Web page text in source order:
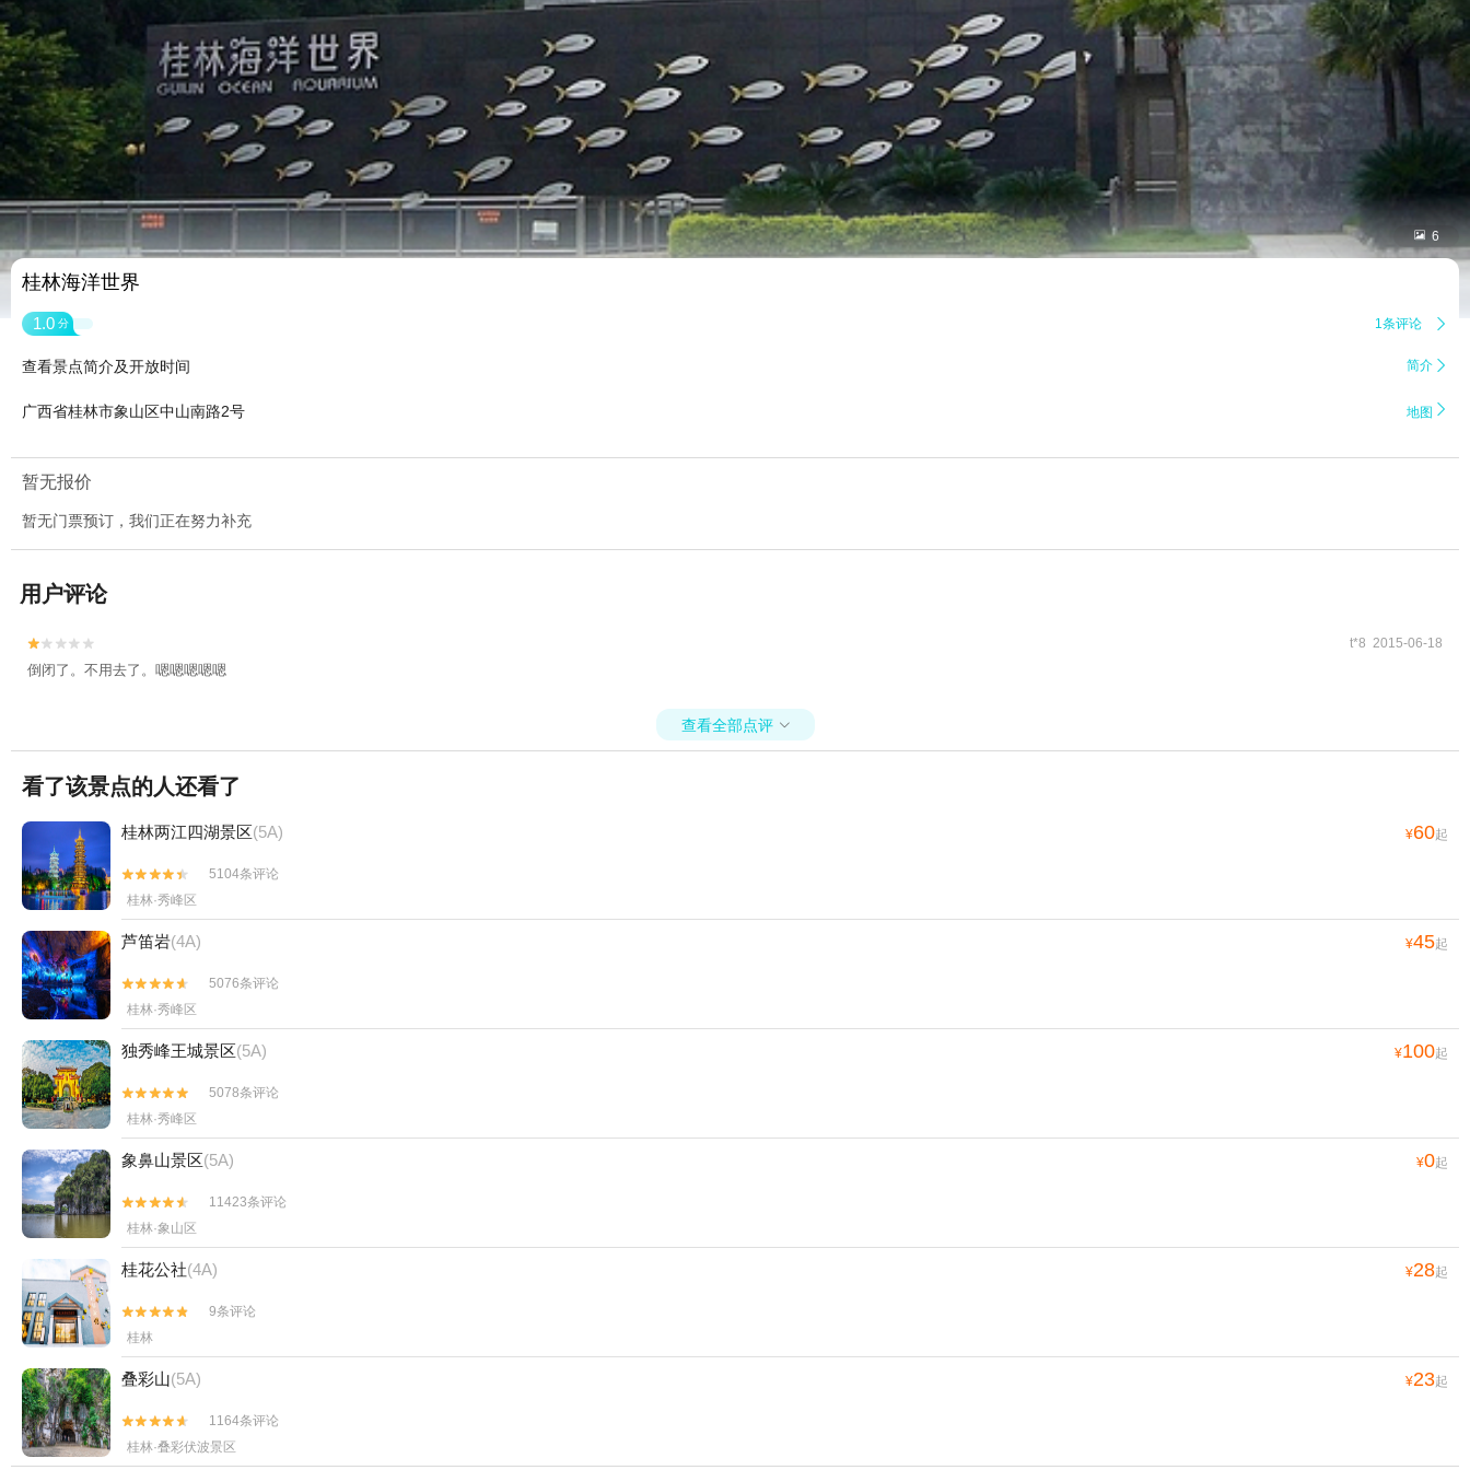
 6
桂林海洋世界
1.0 分 1条评论 
查看景点简介及开放时间 简介 
广西省桂林市象山区中山南路2号 地图 
暂无报价
暂无门票预订，我们正在努力补充
用户评论

 t*8 2015-06-18
倒闭了。不用去了。嗯嗯嗯嗯嗯
查看全部点评 
看了该景点的人还看了
桂林两江四湖景区(5A) ¥60起


5104条评论
桂林·秀峰区
芦笛岩(4A) ¥45起


5076条评论
桂林·秀峰区
独秀峰王城景区(5A) ¥100起


5078条评论
桂林·秀峰区
象鼻山景区(5A) ¥0起


11423条评论
桂林·象山区
桂花公社(4A) ¥28起


9条评论
桂林
叠彩山(5A) ¥23起


1164条评论
桂林·叠彩伏波景区